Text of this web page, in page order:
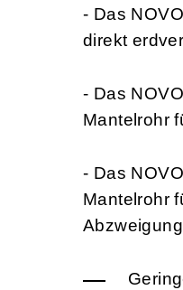
- Das
direkt
- Das
Mantelrohr
- Das
Mantelrohr
Abzweigung